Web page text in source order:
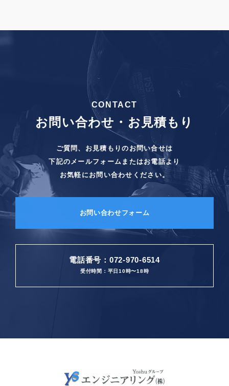
CONTACT
お問い合わせ・お見積もり
ご質問、お見積もりのお問い合せは
下記のメールフォームまたはお電話より
お気軽にお問い合わせください。
お問い合わせフォーム
電話番号：072-970-6514
受付時間：平日10時〜18時